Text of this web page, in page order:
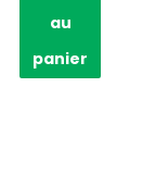
au
panier